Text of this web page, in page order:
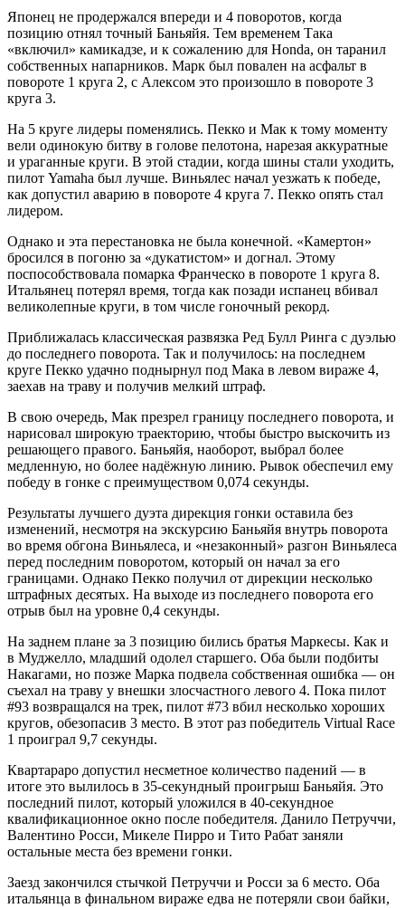
Японец не продержался впереди и 4 поворотов, когда
позицию отнял точный Баньяйя. Тем временем Така
«включил» камикадзе, и к сожалению для Honda, он таранил
собственных напарников. Марк был повален на асфальт в
повороте 1 круга 2, с Алексом это произошло в повороте 3
круга 3.
На 5 круге лидеры поменялись. Пекко и Мак к тому моменту
вели одинокую битву в голове пелотона, нарезая аккуратные
и ураганные круги. В этой стадии, когда шины стали уходить,
пилот Yamaha был лучше. Виньялес начал уезжать к победе,
как допустил аварию в повороте 4 круга 7. Пекко опять стал
лидером.
Однако и эта перестановка не была конечной. «Камертон»
бросился в погоню за «дукатистом» и догнал. Этому
поспособствовала помарка Франческо в повороте 1 круга 8.
Итальянец потерял время, тогда как позади испанец вбивал
великолепные круги, в том числе гоночный рекорд.
Приближалась классическая развязка Ред Булл Ринга с дуэлью
до последнего поворота. Так и получилось: на последнем
круге Пекко удачно поднырнул под Мака в левом вираже 4,
заехав на траву и получив мелкий штраф.
В свою очередь, Мак презрел границу последнего поворота, и
нарисовал широкую траекторию, чтобы быстро выскочить из
решающего правого. Баньяйя, наоборот, выбрал более
медленную, но более надёжную линию. Рывок обеспечил ему
победу в гонке с преимуществом 0,074 секунды.
Результаты лучшего дуэта дирекция гонки оставила без
изменений, несмотря на экскурсию Баньяйя внутрь поворота
во время обгона Виньялеса, и «незаконный» разгон Виньялеса
перед последним поворотом, который он начал за его
границами. Однако Пекко получил от дирекции несколько
штрафных десятых. На выходе из последнего поворота его
отрыв был на уровне 0,4 секунды.
На заднем плане за 3 позицию бились братья Маркесы. Как и
в Муджелло, младший одолел старшего. Оба были подбиты
Накагами, но позже Марка подвела собственная ошибка — он
съехал на траву у внешки злосчастного левого 4. Пока пилот
#93 возвращался на трек, пилот #73 вбил несколько хороших
кругов, обезопасив 3 место. В этот раз победитель Virtual Race
1 проиграл 9,7 секунды.
Квартараро допустил несметное количество падений — в
итоге это вылилось в 35-секундный проигрыш Баньяйя. Это
последний пилот, который уложился в 40-секундное
квалификационное окно после победителя. Данило Петруччи,
Валентино Росси, Микеле Пирро и Тито Рабат заняли
остальные места без времени гонки.
Заезд закончился стычкой Петруччи и Росси за 6 место. Оба
итальянца в финальном вираже едва не потеряли свои байки,